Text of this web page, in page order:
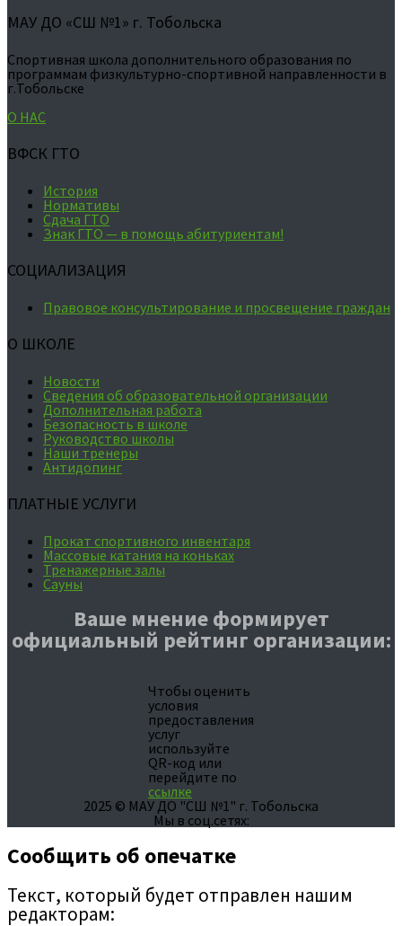
МАУ ДО «СШ №1» г. Тобольска
Спортивная школа дополнительного образования по
программам физкультурно-спортивной направленности в
г.Тобольске
О НАС
ВФСК ГТО
История
Нормативы
Сдача ГТО
Знак ГТО — в помощь абитуриентам!
СОЦИАЛИЗАЦИЯ
Правовое консультирование и просвещение граждан
О ШКОЛЕ
Новости
Сведения об образовательной организации
Дополнительная работа
Безопасность в школе
Руководство школы
Наши тренеры
Антидопинг
ПЛАТНЫЕ УСЛУГИ
Прокат спортивного инвентаря
Массовые катания на коньках
Тренажерные залы
Сауны
Ваше мнение формирует
официальный рейтинг организации:
Чтобы оценить
условия
предоставления
услуг
используйте
QR-код или
перейдите по
ссылке
2025 © МАУ ДО "СШ №1" г. Тобольска
Мы в соц.сетях:
Сообщить об опечатке
Текст, который будет отправлен нашим
редакторам: